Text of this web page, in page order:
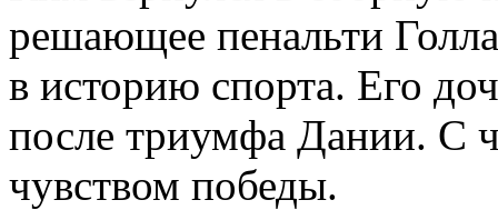
решающее пенальти
в историю спорта. Его
после триумфа Дании. С
чувством победы.